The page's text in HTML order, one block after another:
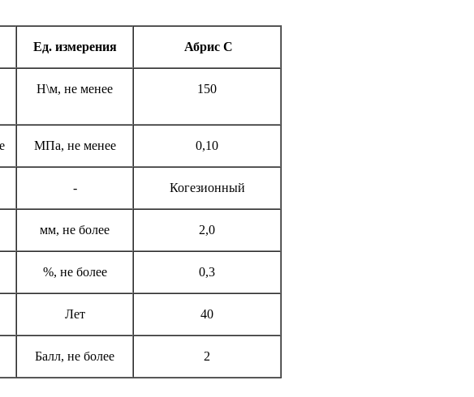
Ед. измерения Абрис С
Н\м, не менее 150
МПа, не менее 0,10
- Когезионный
мм, не более 2,0
%, не более 0,3
Лет 40
Балл, не более 2